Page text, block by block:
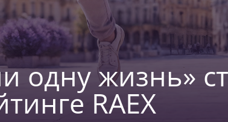
одну жизнь»
RAEX